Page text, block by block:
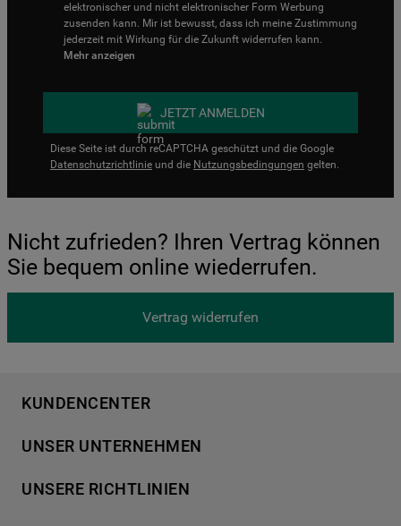
elektronischer und nicht elektronischer Form Werbung
zusenden kann. Mir ist bewusst, dass ich meine Zustimmung
jederzeit mit Wirkung für die Zukunft widerrufen kann.
Mehr anzeigen
JETZT ANMELDEN
Diese Seite ist durch reCAPTCHA geschützt und die Google
Datenschutzrichtlinie und die Nutzungsbedingungen gelten.
Nicht zufrieden? Ihren Vertrag können
Sie bequem online wiederrufen.
Vertrag widerrufen
KUNDENCENTER
Händlersuche
Häufige Fragen
UNSER UNTERNEHMEN
Für Händler
UNSERE RICHTLINIEN